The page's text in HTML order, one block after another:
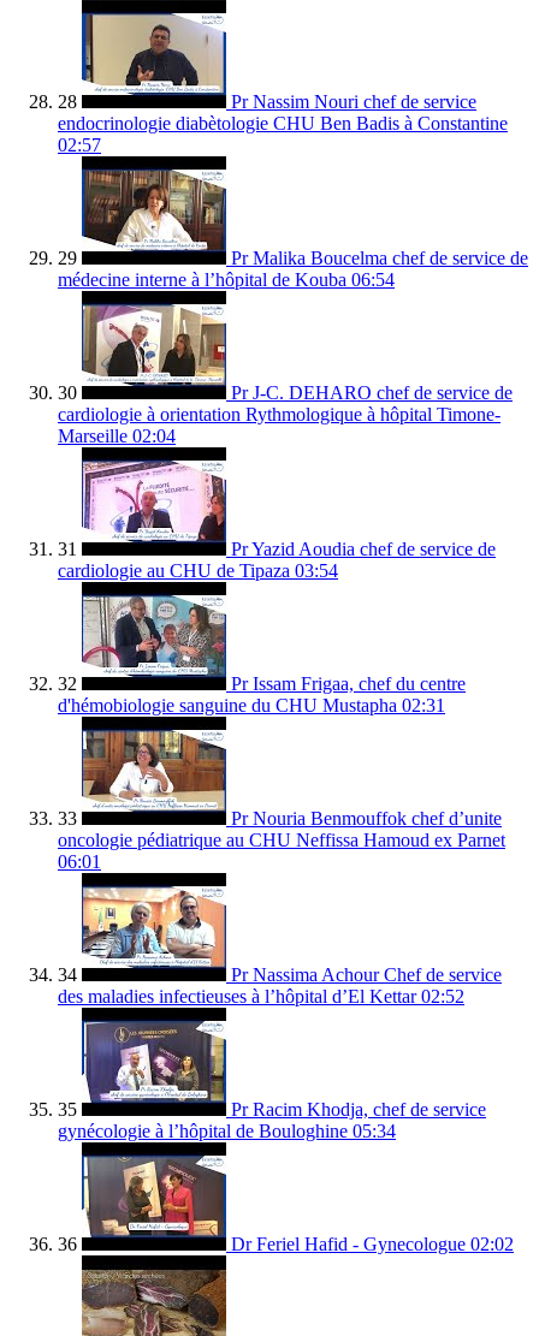
28
Pr Nassim Nouri chef de service
endocrinologie diabètologie CHU Ben Badis à Constantine
02:57
29
Pr Malika Boucelma chef de service de
médecine interne à l’hôpital de Kouba 06:54
30
Pr J-C. DEHARO chef de service de
cardiologie à orientation Rythmologique à hôpital Timone-
Marseille 02:04
31
Pr Yazid Aoudia chef de service de
cardiologie au CHU de Tipaza 03:54
32
Pr Issam Frigaa, chef du centre
d'hémobiologie sanguine du CHU Mustapha 02:31
33
Pr Nouria Benmouffok chef d’unite
oncologie pédiatrique au CHU Neffissa Hamoud ex Parnet
06:01
34
Pr Nassima Achour Chef de service
des maladies infectieuses à l’hôpital d’El Kettar 02:52
35
Pr Racim Khodja, chef de service
gynécologie à l’hôpital de Bouloghine 05:34
36 Dr Feriel Hafid - Gynecologue 02:02